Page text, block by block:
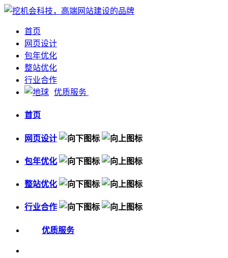
首页
网页设计
包年优化
整站优化
行业合作
优质服务
首页
网页设计
包年优化
整站优化
行业合作
优质服务